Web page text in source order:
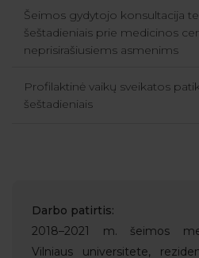
Šeimos gydytojo konsultacija
šeštadieniais prie medicinos
neprisirašiusiems asmenims
Profilaktinė vaikų sveikatos
šeštadieniais
Darbo patirtis:
2018–2021 m. šeimos
Vilniaus universitete,